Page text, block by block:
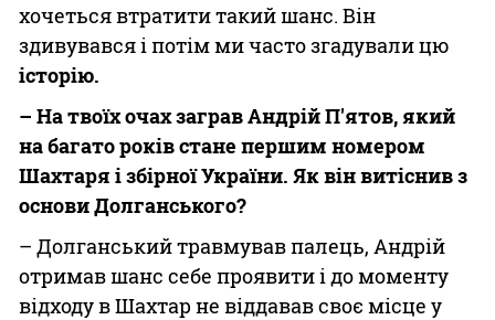
хочеться втратити такий шанс. Він
здивувався і потім ми часто згадували цю
історію.
– На твоїх очах заграв Андрій П'ятов, який
на багато років стане першим номером
Шахтаря і збірної України. Як він витіснив з
основи Долганського?
– Долганський травмував палець, Андрій
отримав шанс себе проявити і до моменту
відходу в Шахтар не віддавав своє місце у